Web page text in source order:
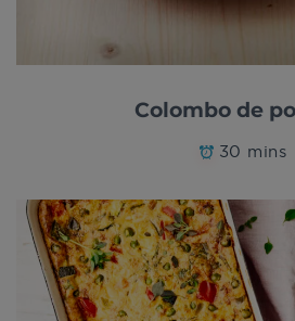
Colombo de
30 mins